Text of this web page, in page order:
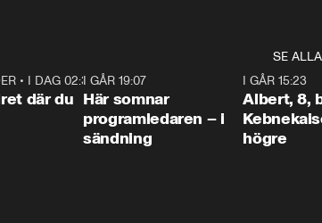
SE ALLA
1:06
• I DAG 02:30
där du
I GÅR 19:07
Här somnar
programledaren – i
sändning
I GÅR 15:23
Albert, 8,
högre